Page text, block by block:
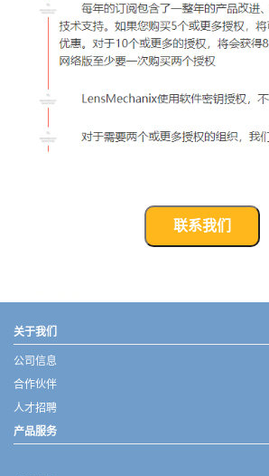
联系我们
关于我们
公司信息
合作伙伴
人才招聘
产品服务